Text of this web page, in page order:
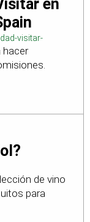
en
visitar-
hacer
de vino
para